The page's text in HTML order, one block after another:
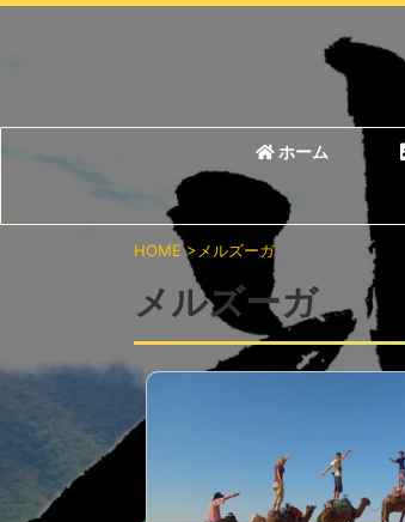
ホーム
HOME> メルズーガ
メルズーガ